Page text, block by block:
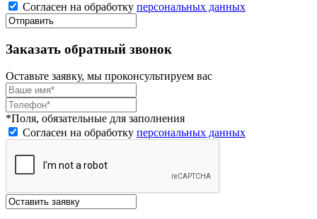
Согласен на обработку персональных данных
Заказать обратный звонок
Оставьте заявку, мы проконсультируем вас
*Поля, обязательные для заполнения
Согласен на обработку персональных данных